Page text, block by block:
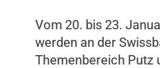
Vom 20. bis 23.
werden an der
Themenbereich Putz